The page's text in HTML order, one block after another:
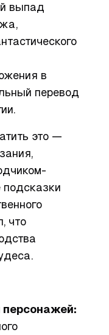
выпад
в
перевод
это —
подсказки
что
персонажей: